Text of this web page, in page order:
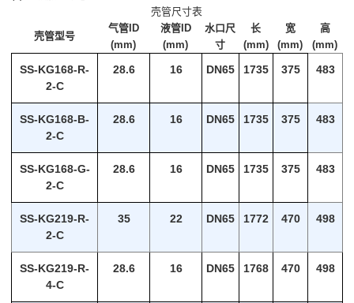
壳管尺寸表
壳管型号
气管ID
(mm)
液管ID
(mm)
水口尺
寸
长
(mm)
宽
(mm)
高
(mm)
SS-KG168-R-
2-C
28.6 16 DN65 1735 375 483
SS-KG168-B-
2-C
28.6 16 DN65 1735 375 483
SS-KG168-G-
2-C
28.6 16 DN65 1735 375 483
SS-KG219-R-
2-C
35 22 DN65 1772 470 498
SS-KG219-R-
4-C
28.6 16 DN65 1768 470 498